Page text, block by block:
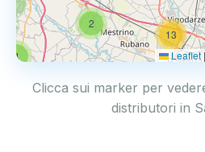
4
2
13
Leaflet |
Clicca sui marker per
distributori in